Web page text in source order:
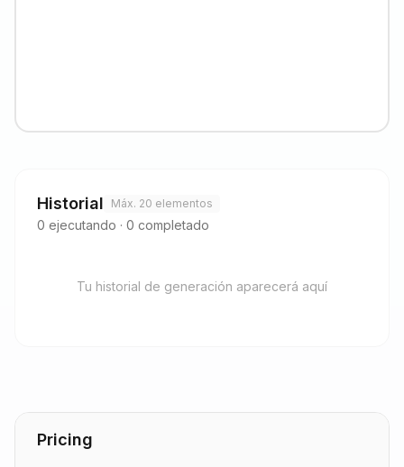
Historial Máx. 20 elementos
0 ejecutando · 0 completado
Tu historial de generación aparecerá aquí
Pricing